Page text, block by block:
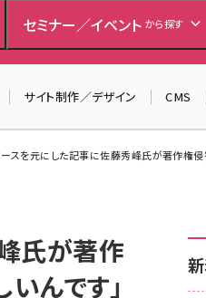
セミナー／イベント から探す
サイト制作／デザイン CMS
ースを元にした記事に佐藤秀峰氏が著作権
氏が著作
んです」
ら▼